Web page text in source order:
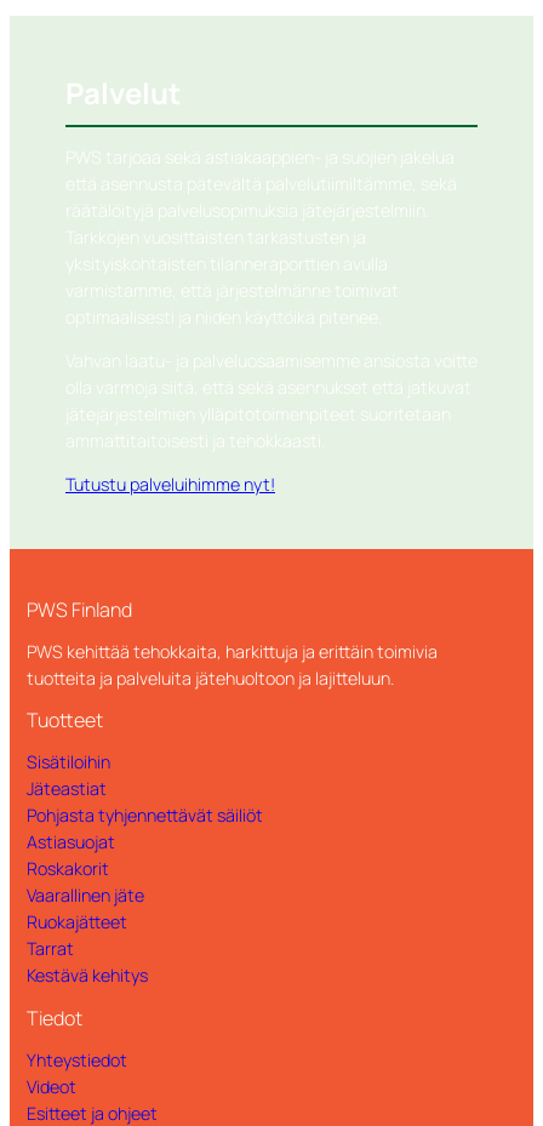
Palvelut
PWS tarjoaa sekä astiakaappien- ja suojien jakelua
että asennusta pätevältä palvelutiimiltämme, sekä
räätälöityjä palvelusopimuksia jätejärjestelmiin.
Tarkkojen vuosittaisten tarkastusten ja
yksityiskohtaisten tilanneraporttien avulla
varmistamme, että järjestelmänne toimivat
optimaalisesti ja niiden käyttöikä pitenee.
Vahvan laatu- ja palveluosaamisemme ansiosta voitte
olla varmoja siitä, että sekä asennukset että jatkuvat
jätejärjestelmien ylläpitotoimenpiteet suoritetaan
ammattitaitoisesti ja tehokkaasti.
Tutustu palveluihimme nyt!
PWS Finland
PWS kehittää tehokkaita, harkittuja ja erittäin toimivia
tuotteita ja palveluita jätehuoltoon ja lajitteluun.
Tuotteet
Sisätiloihin
Jäteastiat
Pohjasta tyhjennettävät säiliöt
Astiasuojat
Roskakorit
Vaarallinen jäte
Ruokajätteet
Tarrat
Kestävä kehitys
Tiedot
Yhteystiedot
Videot
Esitteet ja ohjeet